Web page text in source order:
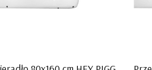
BLUE
Kolekcja Toteme Cube